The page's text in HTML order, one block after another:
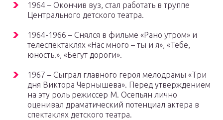
1964 – Окончив вуз, стал работать в труппе
Центрального детского театра.
1964-1966 – Снялся в фильме «Рано утром» и
телеспектаклях «Нас много – ты и я», «Тебе,
юность!», «Бегут дороги».
1967 – Сыграл главного героя мелодрамы «Три
дня Виктора Чернышева». Перед утверждением
на эту роль режиссер М. Осепьян лично
оценивал драматический потенциал актера в
спектаклях детского театра.